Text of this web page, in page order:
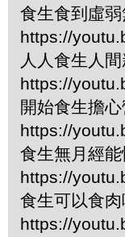
食生食到虛
https://
人人食生人
https://
開始食生擔
https://
食生無月經
https://
食生可以食
https://